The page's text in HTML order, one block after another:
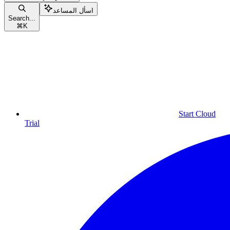
Search...
⌘ K
اسأل المساعد
Start Cloud
Trial